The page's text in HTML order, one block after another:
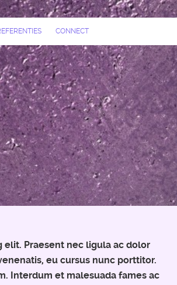
CONNECT
Praesent nec ligula ac dolor
eu cursus nunc porttitor.
Interdum et malesuada fames ac